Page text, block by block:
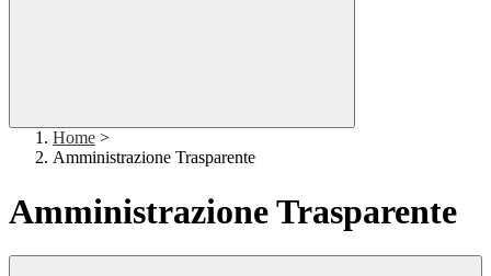
Home >
Amministrazione Trasparente
Amministrazione Trasparente